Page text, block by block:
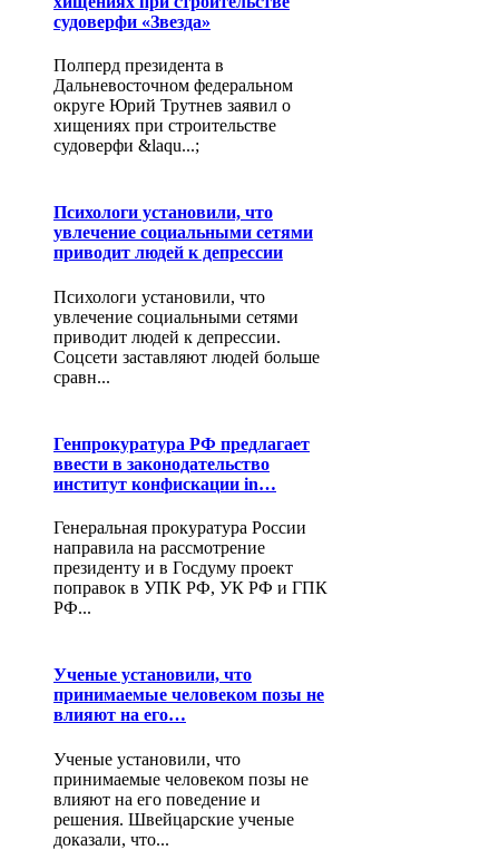
судоверфи «Звезда»
Полперд президента в
Дальневосточном федеральном
округе Юрий Трутнев заявил о
хищениях при строительстве
судоверфи &laqu...;
Психологи установили, что
увлечение социальными сетями
приводит людей к депрессии
Психологи установили, что
увлечение социальными сетями
приводит людей к депрессии.
Соцсети заставляют людей больше
сравн...
Генпрокуратура РФ предлагает
ввести в законодательство
институт конфискации in…
Генеральная прокуратура России
направила на рассмотрение
президенту и в Госдуму проект
поправок в УПК РФ, УК РФ и ГПК
РФ...
Ученые установили, что
принимаемые человеком позы не
влияют на его…
Ученые установили, что
принимаемые человеком позы не
влияют на его поведение и
решения. Швейцарские ученые
доказали, что...